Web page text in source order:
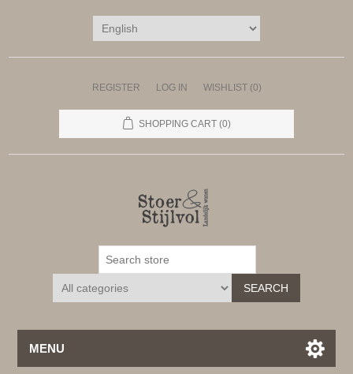
REGISTER LOG IN WISHLIST (0)
SHOPPING CART (0)
SEARCH
MENU